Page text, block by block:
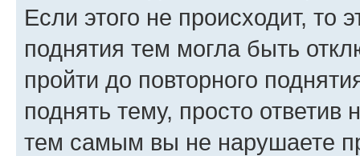
Если этого не происходит, то
поднятия тем могла быть
пройти до повторного
поднять тему, просто ответив
тем самым вы не нарушаете